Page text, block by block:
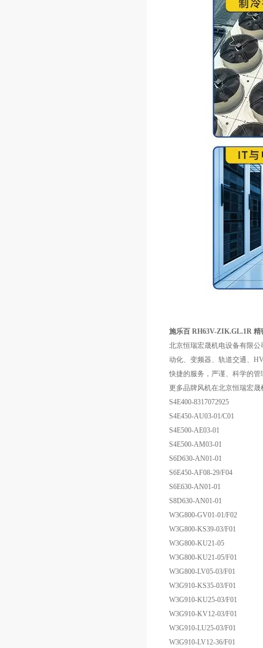
施乐百 RH63V-ZIK.GL.1R 精
北京恒瑞宏晟机电设备有限
动化、变频器、轨道交通、
快捷的服务，严谨、科学的
更多品牌风机在北京恒瑞宏
S4E400-8317072925
S4E450-AU03-01/C01
S4E500-AE03-01
S4E500-AM03-01
S6D630-AN01-01
S6E450-AF08-29/F04
S6E630-AN01-01
S8D630-AN01-01
W3G800-GV01-01/F02
W3G800-KS39-03/F01
W3G800-KU21-05
W3G800-KU21-05/F01
W3G800-LV05-03/F01
W3G910-KS35-03/F01
W3G910-KU25-03/F01
W3G910-KV12-03/F01
W3G910-LU25-03/F01
W3G910-LV12-36/F01